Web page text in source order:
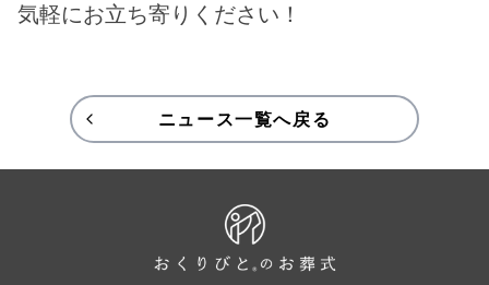
気軽にお立ち寄りください！
ニュース一覧へ戻る